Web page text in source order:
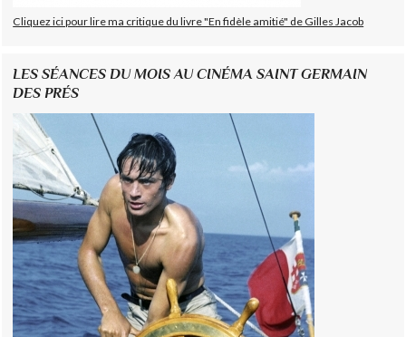
Cliquez ici pour lire ma critique du livre "En fidèle amitié" de Gilles Jacob
LES SÉANCES DU MOIS AU CINÉMA SAINT GERMAIN
DES PRÉS